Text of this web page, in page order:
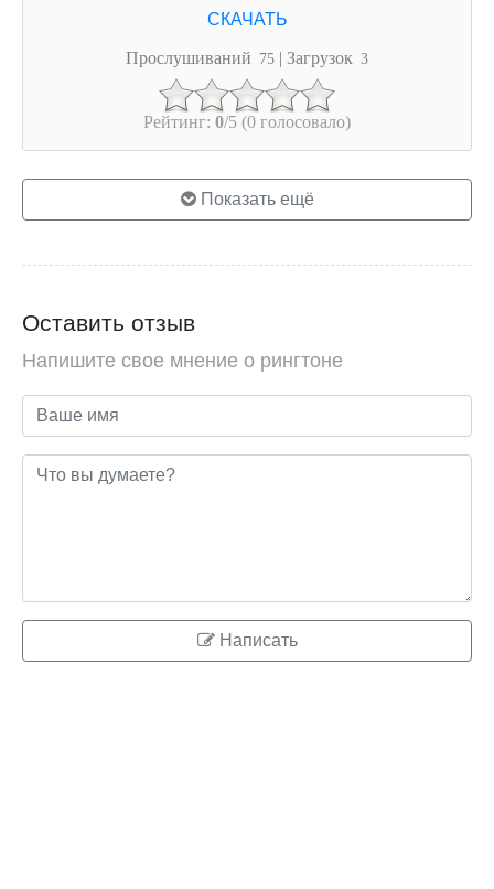
Прослушиваний 75 | Загрузок 3
Рейтинг: 0/5 (0 голосовало)
Показать ещё
Оставить отзыв
Напишите свое мнение о рингтоне
Написать